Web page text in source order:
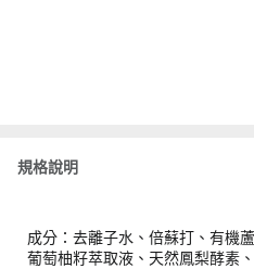
規格說明
成分：去離子水、倍蘇打、有機
葡萄柚籽萃取液、天然鳳梨酵素